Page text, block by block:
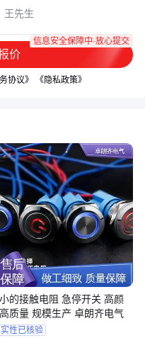
价
信息安全保障中·放心提交
协议》 《隐私政策》
的接触电阻 急停开关 高颜
质量 规模生产 卓朗齐电气
性已核验